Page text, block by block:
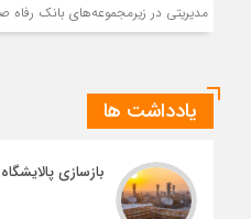
مدیریتی در زیرمجموعه‌های بانک
یادداشت ها
بازسازی